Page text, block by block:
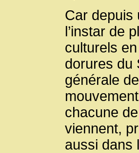
Car depuis
l’instar de
culturels
dorures du
générale
chacune
viennent,
aussi dans